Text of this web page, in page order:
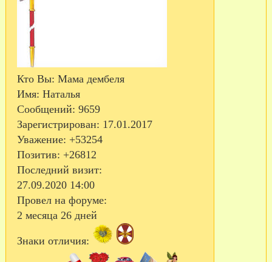
Кто Вы: Мама дембеля
Имя: Наталья
Сообщений: 9659
Зарегистрирован: 17.01.2017
Уважение: +53254
Позитив: +26812
Последний визит:
27.09.2020 14:00
Провел на форуме:
2 месяца 26 дней
Знаки отличия: